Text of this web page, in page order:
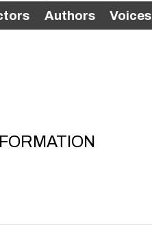
Authors Voices